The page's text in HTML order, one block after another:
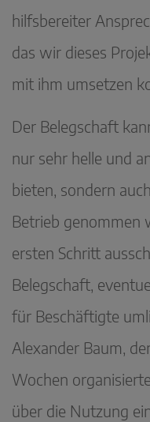
hilfsbereiter
das wir dieses
mit ihm umsetzen
Der Belegschaft
nur sehr helle und
bieten, sondern
Betrieb genommen
ersten Schritt
Belegschaft,
für Beschäftigte
Alexander Baum,
Wochen
über die Nutzung